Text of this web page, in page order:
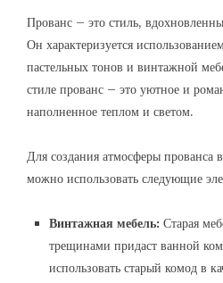
Прованс – это стиль,
Он характеризуется
пастельных тонов и винтажной
стиле прованс – это уютное и
наполненное теплом и светом.
Для создания атмосферы прованса
можно использовать следующие
Винтажная мебель: Старая
трещинами придаст ванной
использовать старый комод в